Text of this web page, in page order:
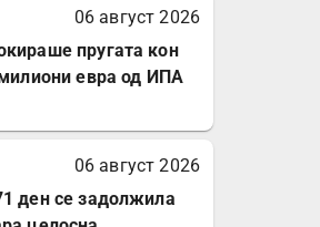
06 август 2026
пругата кон
милиони евра од ИПА
06 август 2026
ден се задолжила